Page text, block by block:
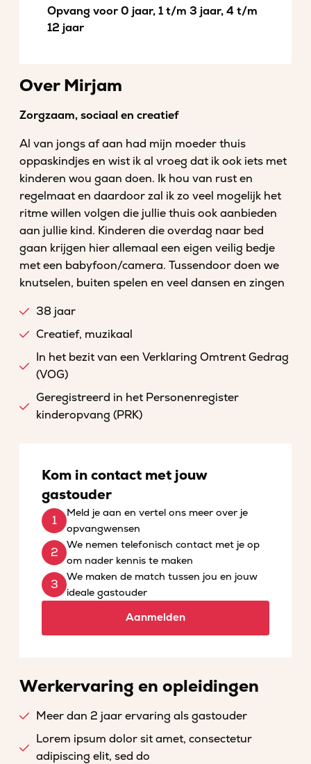
Opvang voor 0 jaar, 1 t/m 3 jaar, 4 t/m
12 jaar
Over Mirjam
Zorgzaam, sociaal en creatief
Al van jongs af aan had mijn moeder thuis
oppaskindjes en wist ik al vroeg dat ik ook iets met
kinderen wou gaan doen. Ik hou van rust en
regelmaat en daardoor zal ik zo veel mogelijk het
ritme willen volgen die jullie thuis ook aanbieden
aan jullie kind. Kinderen die overdag naar bed
gaan krijgen hier allemaal een eigen veilig bedje
met een babyfoon/camera. Tussendoor doen we
knutselen, buiten spelen en veel dansen en zingen
38 jaar
Creatief, muzikaal
In het bezit van een Verklaring Omtrent Gedrag
(VOG)
Geregistreerd in het Personenregister
kinderopvang (PRK)
Kom in contact met jouw
gastouder
Meld je aan en vertel ons meer over je
opvangwensen
We nemen telefonisch contact met je op
om nader kennis te maken
We maken de match tussen jou en jouw
ideale gastouder
Aanmelden
Werkervaring en opleidingen
Meer dan 2 jaar ervaring als gastouder
Lorem ipsum dolor sit amet, consectetur
adipiscing elit, sed do